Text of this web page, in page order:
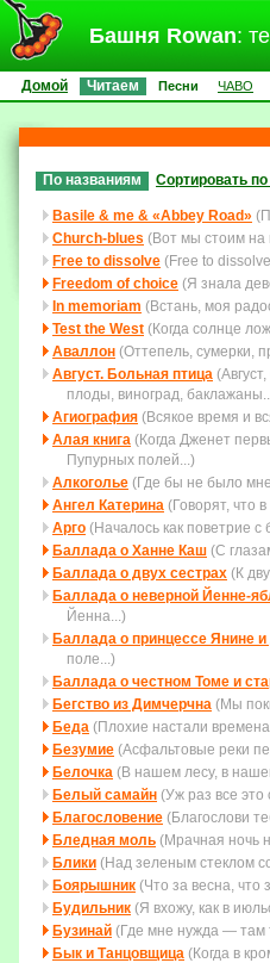
Башня Rowan:
Домой Читаем Песни ЧАВО
По названиям Сортировать
Basile & me & «Abbey Road»
Church-blues (Вот мы стоим на
Free to dissolve (Free to
Freedom of choice (Я знала
In memoriam (Встань, моя
Test the West (Когда солнце
Аваллон (Оттепель, сумерки,
Август. Больная птица
плоды, виноград,
Агиография (Всякое время и
Алая книга (Когда Дженет
Пупурных полей...)
Алкоголье (Где бы не было мне
Ангел Катерина (Говорят, что
Арго (Началось как поветрие с
Баллада о Ханне Каш (С
Баллада о двух сестрах (К
Баллада о неверной Йенне-
Йенна...)
Баллада о принцессе Янине
поле...)
Баллада о честном Томе и
Бегство из Димчерчна (Мы
Беда (Плохие настали
Безумие (Асфальтовые реки
Белочка (В нашем лесу, в
Белый самайн (Уж раз все это
Благословение (Благослови
Бледная моль (Мрачная ночь
Блики (Над зеленым стеклом
Боярышник (Что за весна, что
Будильник (Я вхожу, как в
Бузинай (Где мне нужда — там
Бык и Танцовщица (Когда в